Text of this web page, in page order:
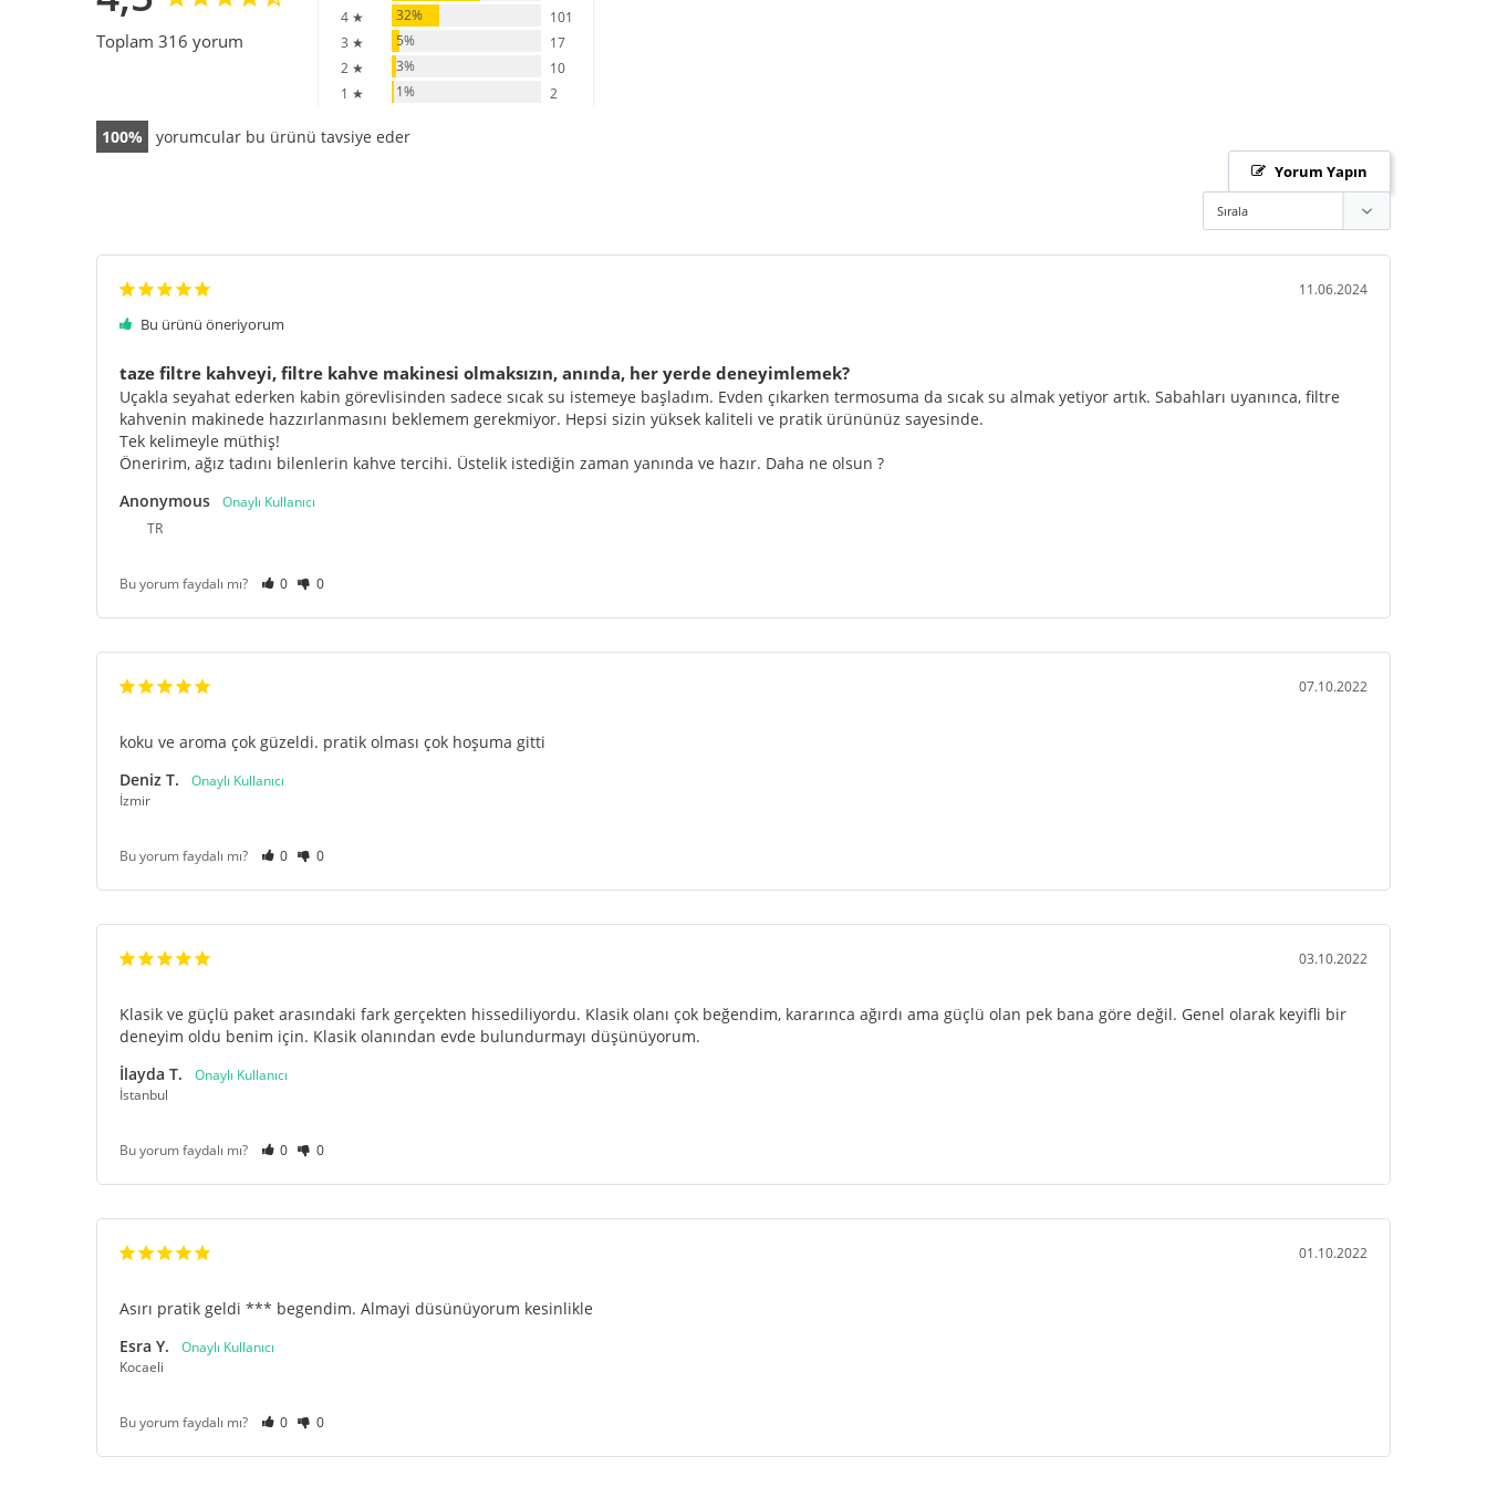
Toplam 316 yorum
4 ★
32%
101
3 ★
5%
17
2 ★
3%
10
1 ★
1% 2
100 yorumcular bu ürünü tavsiye eder
Yorum Yapın
11.06.2024
Bu ürünü öneriyorum
taze filtre kahveyi, filtre kahve makinesi olmaksızın, anında, her yerde deneyimlemek?
Uçakla seyahat ederken kabin görevlisinden sadece sıcak su istemeye başladım. Evden çıkarken termosuma da sıcak su almak yetiyor artık. Sabahları uyanınca, filtre
kahvenin makinede hazzırlanmasını beklemem gerekmiyor. Hepsi sizin yüksek kaliteli ve pratik ürününüz sayesinde.
Tek kelimeyle müthiş!
Öneririm, ağız tadını bilenlerin kahve tercihi. Üstelik istediğin zaman yanında ve hazır. Daha ne olsun ?
Anonymous
TR
Bu yorum faydalı mı? 0 0
07.10.2022
koku ve aroma çok güzeldi. pratik olması çok hoşuma gitti
Deniz T.
İzmir
Bu yorum faydalı mı? 0 0
03.10.2022
Klasik ve güçlü paket arasındaki fark gerçekten hissediliyordu. Klasik olanı çok beğendim, kararınca ağırdı ama güçlü olan pek bana göre değil. Genel olarak keyifli bir
deneyim oldu benim için. Klasik olanından evde bulundurmayı düşünüyorum.
İlayda T.
İstanbul
Bu yorum faydalı mı? 0 0
01.10.2022
Asırı pratik geldi *** begendim. Almayi düsünüyorum kesinlikle
Esra Y.
Kocaeli
Bu yorum faydalı mı? 0 0